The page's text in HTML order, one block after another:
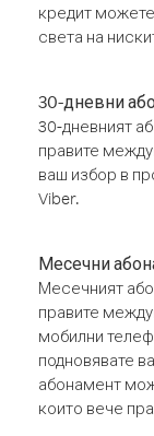
кредит
света на
30-дневни
30-дневният
правите
ваш избор в
Viber.
Месечни
Месечният
правите
мобилни
подновявате
абонамент
които вече